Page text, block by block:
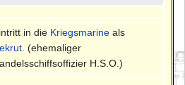
in die Kriegsmarine als
. (ehemaliger
H.S.O.)